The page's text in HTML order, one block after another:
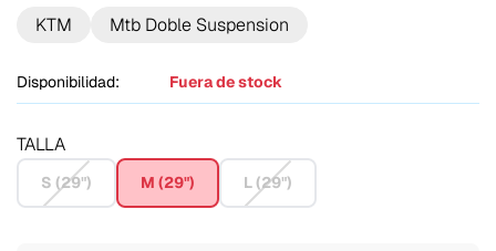
KTM Mtb Doble Suspension
Disponibilidad: Fuera de stock
TALLA
S (29") M (29") L (29")